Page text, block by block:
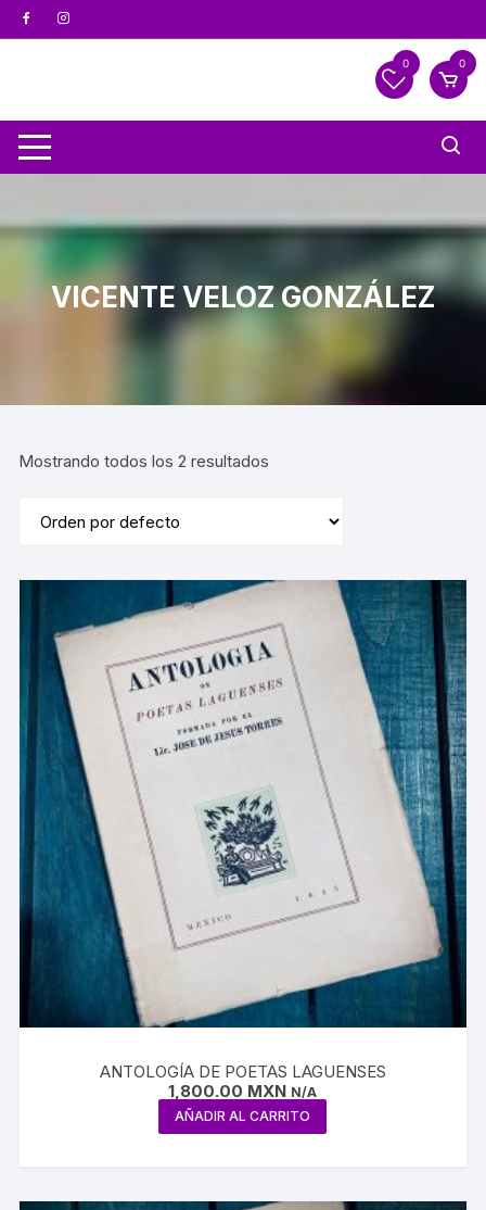
0 0
VICENTE VELOZ GONZÁLEZ
Mostrando todos los 2 resultados
ANTOLOGÍA DE POETAS LAGUENSES
1,800.00 MXN N/A
AÑADIR AL CARRITO